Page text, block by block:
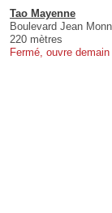
Tao Mayenne
Boulevard Jean
220 mètres
Fermé, ouvre